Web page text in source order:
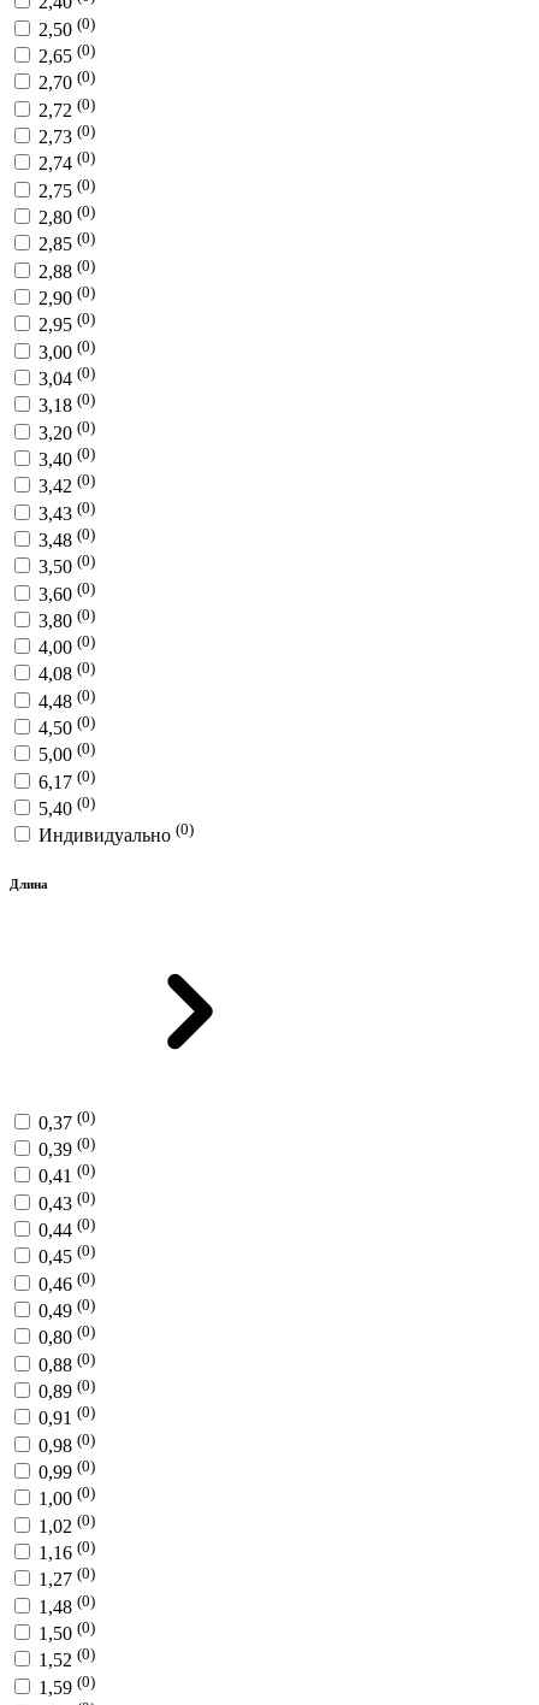
2,50 (0)
2,65 (0)
2,70 (0)
2,72 (0)
2,73 (0)
2,74 (0)
2,75 (0)
2,80 (0)
2,85 (0)
2,88 (0)
2,90 (0)
2,95 (0)
3,00 (0)
3,04 (0)
3,18 (0)
3,20 (0)
3,40 (0)
3,42 (0)
3,43 (0)
3,48 (0)
3,50 (0)
3,60 (0)
3,80 (0)
4,00 (0)
4,08 (0)
4,48 (0)
4,50 (0)
5,00 (0)
6,17 (0)
5,40 (0)
Индивидуально (0)
Длина
0,37 (0)
0,39 (0)
0,41 (0)
0,43 (0)
0,44 (0)
0,45 (0)
0,46 (0)
0,49 (0)
0,80 (0)
0,88 (0)
0,89 (0)
0,91 (0)
0,98 (0)
0,99 (0)
1,00 (0)
1,02 (0)
1,16 (0)
1,27 (0)
1,48 (0)
1,50 (0)
1,52 (0)
1,59 (0)